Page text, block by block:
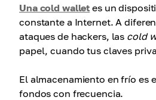
Una cold wallet es un
constante a Internet. A
ataques de hackers, las cold
papel, cuando tus claves
El almacenamiento en frío es
fondos con frecuencia.